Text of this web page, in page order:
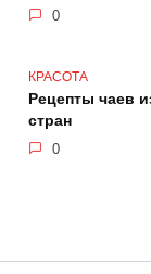
0
КРАСОТА
Рецепты чаев
стран
0